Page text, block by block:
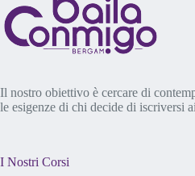
Il nostro obiettivo è cercare di
le esigenze di chi decide di iscriversi
I Nostri Corsi